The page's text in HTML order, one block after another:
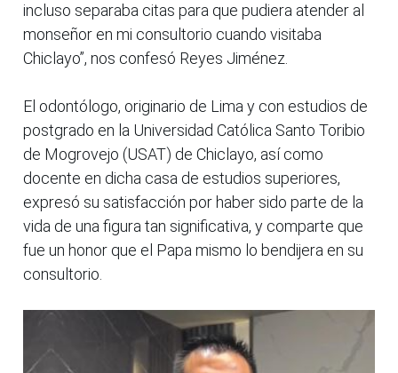
incluso separaba citas para que pudiera atender al
monseñor en mi consultorio cuando visitaba
Chiclayo”, nos confesó Reyes Jiménez.
El odontólogo, originario de Lima y con estudios de
postgrado en la Universidad Católica Santo Toribio
de Mogrovejo (USAT) de Chiclayo, así como
docente en dicha casa de estudios superiores,
expresó su satisfacción por haber sido parte de la
vida de una figura tan significativa, y comparte que
fue un honor que el Papa mismo lo bendijera en su
consultorio.